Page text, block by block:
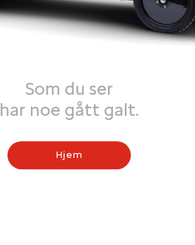
Som du ser
har noe gått galt.
Hjem